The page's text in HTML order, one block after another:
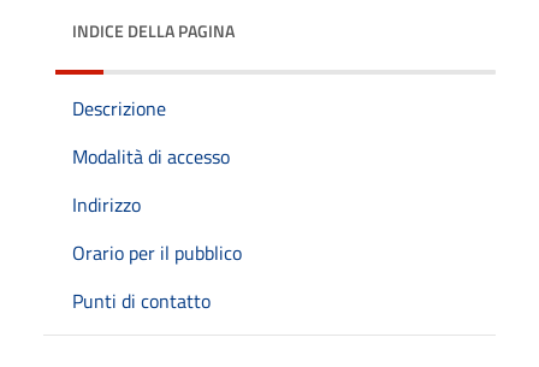
INDICE DELLA PAGINA
Descrizione
Modalità di accesso
Indirizzo
Orario per il pubblico
Punti di contatto